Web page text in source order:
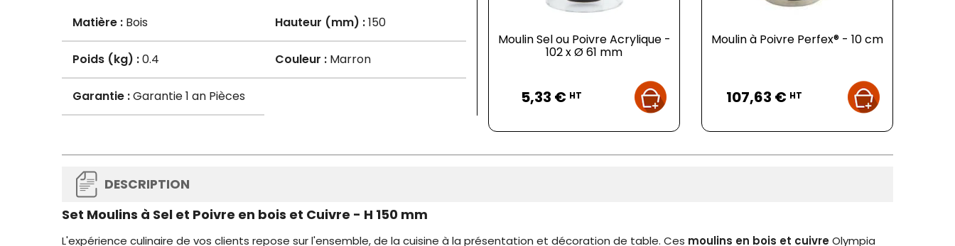
Matière : Bois Hauteur (mm) :150
Poids (kg) :0.4 Couleur :Marron
Garantie :Garantie 1 an Pièces
Moulin Sel ou Poivre Acrylique -
102 x Ø 61 mm
5,33 € HT
Moulin à Poivre Perfex® - 10 cm
107,63 € HT
DESCRIPTION
Set Moulins à Sel et Poivre en bois et Cuivre - H 150 mm
L'expérience culinaire de vos clients repose sur l'ensemble, de la cuisine à la présentation et décoration de table. Ces moulins en bois et cuivreOlympia